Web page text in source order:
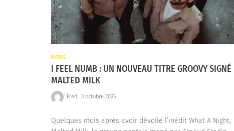
NEWS
I FEEL NUMB : UN NOUVEAU TITRE GROOVY SIGNÉ
MALTED MILK
Fred 3 octobre 2025
Quelques mois après avoir dévoilé l’inédit What A Night,